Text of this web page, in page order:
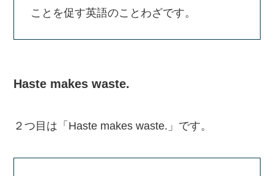
ことを促す英語のことわざです。
Haste makes waste.
２つ目は「Haste makes waste.」です。